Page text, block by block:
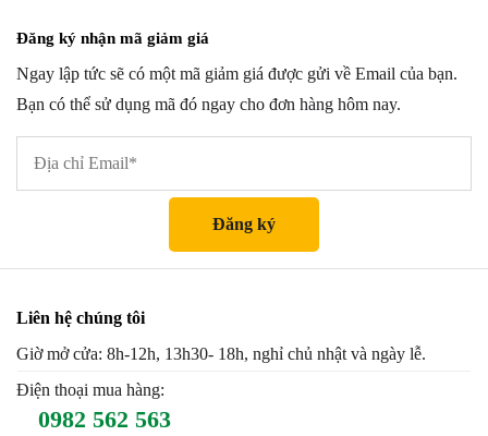
Đăng ký nhận mã giảm giá
Ngay lập tức sẽ có một mã giảm giá được gửi về Email của bạn.
Bạn có thể sử dụng mã đó ngay cho đơn hàng hôm nay.
Liên hệ chúng tôi
Giờ mở cửa: 8h-12h, 13h30- 18h, nghỉ chủ nhật và ngày lễ.
Điện thoại mua hàng:
0982 562 563